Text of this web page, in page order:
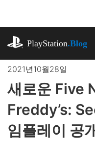
로
뛰
PlayStation.Blog
2021년10월28일
새로운 Five
Freddy’s:
임플레이 공